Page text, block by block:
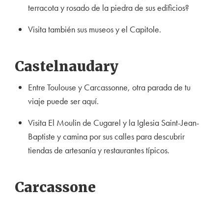
terracota y rosado de la piedra de sus edificios?
Visita también sus museos y el Capitole.
Castelnaudary
Entre Toulouse y Carcassonne, otra parada de tu
viaje puede ser aquí.
Visita El Moulin de Cugarel y la Iglesia Saint-Jean-
Baptiste y camina por sus calles para descubrir
tiendas de artesanía y restaurantes típicos.
Carcassone